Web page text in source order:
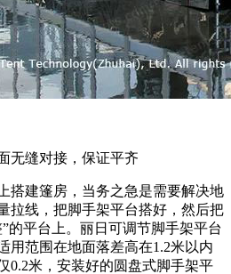
无缝对接，保证平齐
搭建篷房，当务之急是需要解决地
拉线，把脚手架平台搭好，然后把
的平台上。丽日可调节脚手架平台
用范围在地面落差高在1.2米以内
0.2米，安装好的圆盘式脚手架平